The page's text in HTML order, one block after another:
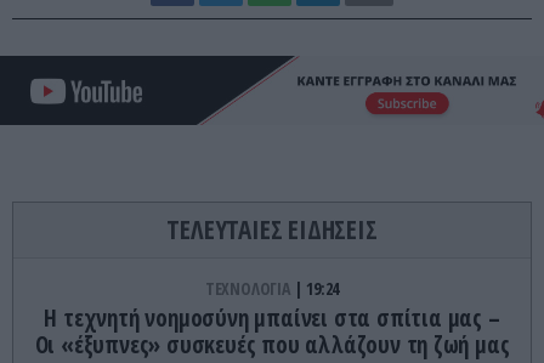
ΤΕΛΕΥΤΑΙΕΣ ΕΙΔΗΣΕΙΣ
ΤΕΧΝΟΛΟΓΙΑ 19:24
Η τεχνητή νοημοσύνη μπαίνει στα σπίτια μας –
Οι «έξυπνες» συσκευές που αλλάζουν τη ζωή μας